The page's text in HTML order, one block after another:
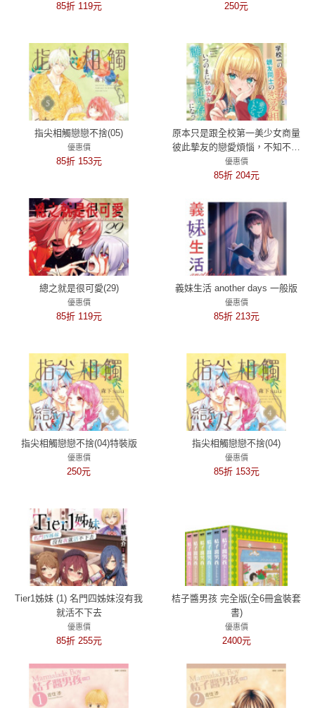
85折 119元 250元
指尖相觸戀戀不捨(05)
優惠價
85折 153元
原本只是跟全校第一美少女商量
彼此摯友的戀愛煩惱，不知不覺
間她竟成為我最親近的存在 (1)
優惠價
85折 204元
總之就是很可愛(29)
優惠價
85折 119元
義妹生活 another days 一般版
優惠價
85折 213元
指尖相觸戀戀不捨(04)特裝版
優惠價
250元
指尖相觸戀戀不捨(04)
優惠價
85折 153元
Tier1姊妹 (1) 名門四姊妹沒有我
就活不下去
優惠價
85折 255元
桔子醬男孩 完全版(全6冊盒裝套
書)
優惠價
2400元